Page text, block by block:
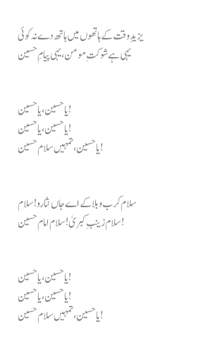
یزیدِ وقت کے ہاتھوں میں ہاتھ دے نہ کوئی
یہی ہے شوکتِ مومن، یہی پیامِ حسین
یا حسین، یا حسین!
یا حسین، یا حسین!
یا حسین، تمہیں سلام حسین!
سلام کرب و بلا کے اے جاں نثارو! سلام
سلام زینبِ کبریٰ! سلام امام حسین!
یا حسین، یا حسین!
یا حسین، یا حسین!
یا حسین، تمہیں سلام حسین!